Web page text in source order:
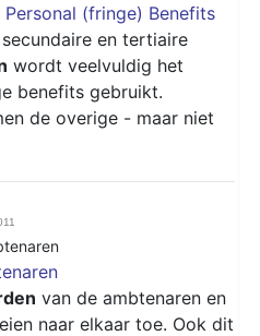
Personal (fringe) Benefits
en tertiaire
wordt veelvuldig het
benefits gebruikt.
de overige - maar niet
van de ambtenaren en
naar elkaar toe. Ook dit